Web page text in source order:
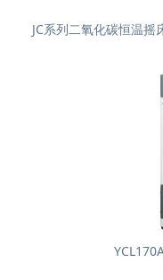
JC系列二氧化碳恒温摇